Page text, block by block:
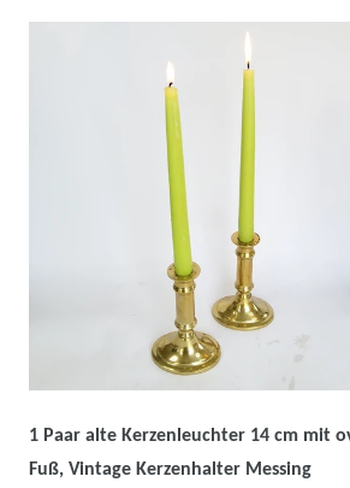
1 Paar alte Kerzenleuchter 14 cm mit
Fuß, Vintage Kerzenhalter Messing